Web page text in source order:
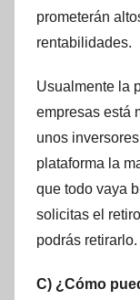
prometerán
rentabilidades.
Usualmente la
empresas está
unos
plataforma la
que todo vaya
solicitas el
podrás retirarlo.
C) ¿Cómo